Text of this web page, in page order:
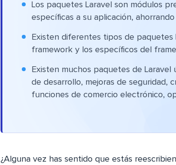
Los paquetes Laravel son módulos
específicas a su aplicación,
Existen diferentes tipos de paquetes
framework y los específicos del
Existen muchos paquetes de
de desarrollo, mejoras de seguridad,
funciones de comercio electrónico,
¿Alguna vez has sentido que estás